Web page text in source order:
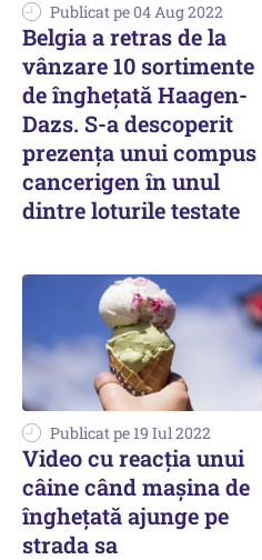
Publicat pe 04 Aug 2022
Belgia a retras de la
vânzare 10 sortimente
de îngheţată Haagen-
Dazs. S-a descoperit
prezenţa unui compus
cancerigen în unul
dintre loturile testate
Publicat pe 19 Iul 2022
Video cu reacția unui
câine când mașina de
înghețată ajunge pe
strada sa